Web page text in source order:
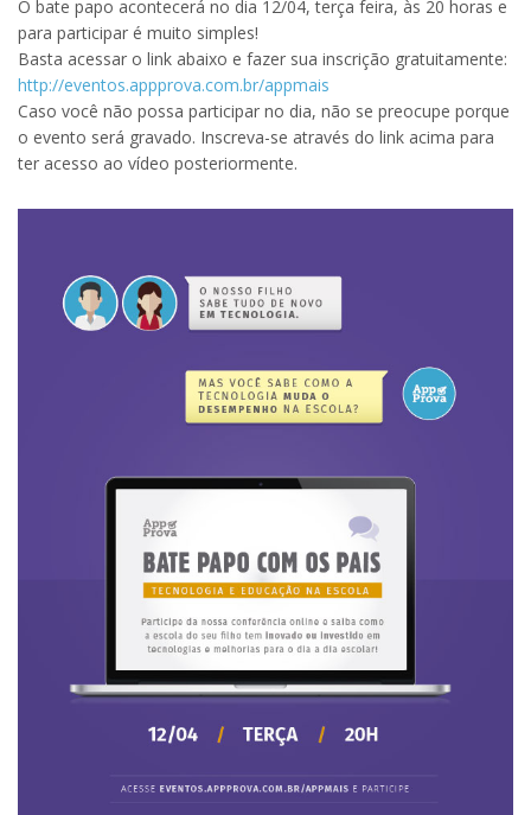
O bate papo acontecerá no dia 12/04, terça feira, às 20 horas e
para participar é muito simples!
Basta acessar o link abaixo e fazer sua inscrição gratuitamente:
http://eventos.appprova.com.br/appmais
Caso você não possa participar no dia, não se preocupe porque
o evento será gravado. Inscreva-se através do link acima para
ter acesso ao vídeo posteriormente.